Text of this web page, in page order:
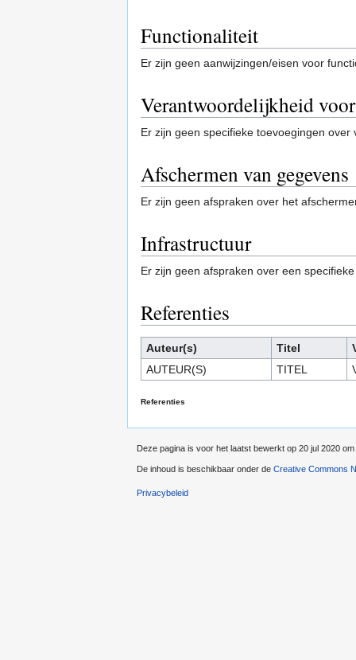
Functionaliteit
Er zijn geen aanwijzingen/eisen voor
Verantwoordelijkheid
Er zijn geen specifieke toevoegingen
Afschermen van gegevens
Er zijn geen afspraken over het
Infrastructuur
Er zijn geen afspraken over een
Referenties
Auteur(s) Titel
AUTEUR(S)
TITEL
Referenties
Deze pagina is voor het laatst bewerkt op 20 jul 2020
De inhoud is beschikbaar onder de Creative Commons
Privacybeleid